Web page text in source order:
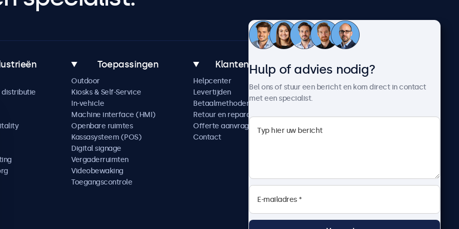
distributie
Toepassingen
Outdoor
Kiosks & Self-Service
In-vehicle
Machine interface (HMI)
Openbare ruimtes
Kassasysteem (POS)
Digital signage
Vergaderruimten
Videobewaking
Toegangscontrole
Klantenservice
Helpcenter
Levertijden
Betaalmethoden
Retour en reparatie
Offerte aanvragen
Contact
Over Beetronics
Nieuws en updates
Werken bij Beetronics
Algemene voorwaarden
Hulp of advies nodig?
Bel ons of stuur een bericht en kom direct in contact
met een specialist.